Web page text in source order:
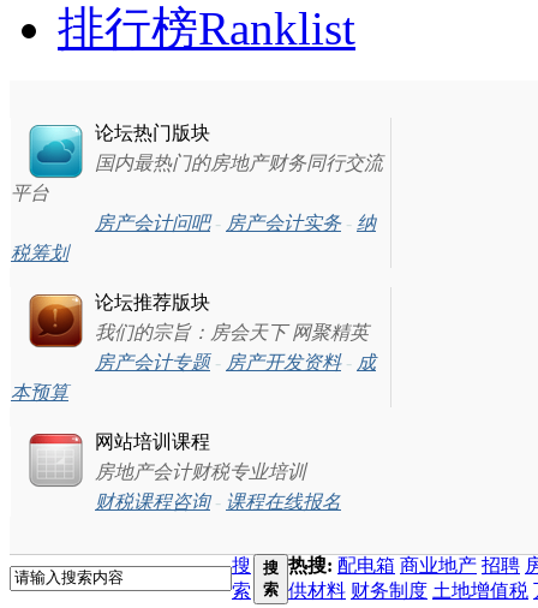
排行榜Ranklist
论坛热门版块
国内最热门的房地产财务同行交流
平台
房产会计问吧- 房产会计实务- 纳
税筹划
论坛推荐版块
我们的宗旨：房会天下 网聚精英
房产会计专题- 房产开发资料- 成
本预算
网站培训课程
房地产会计财税专业培训
财税课程咨询- 课程在线报名
搜
索
搜
索
热搜: 配电箱 商业地产 招聘
供材料 财务制度 土地增值税